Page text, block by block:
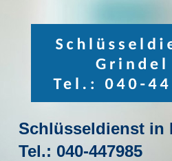
Schlüsseldienst in
Tel.: 040-447985